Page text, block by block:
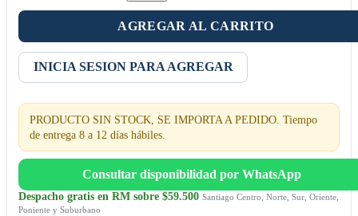
AGREGAR AL CARRITO
INICIA SESION PARA AGREGAR
PRODUCTO SIN STOCK, SE IMPORTA A PEDIDO. Tiempo
de entrega 8 a 12 días hábiles.
Consultar disponibilidad por WhatsApp
Despacho gratis en RM sobre $59.500 Santiago Centro, Norte, Sur, Oriente,
Poniente y Suburbano